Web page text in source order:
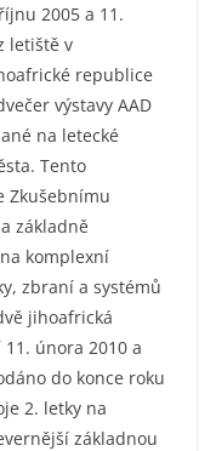
2005 a 11.
letiště v
republice
výstavy AAD
na letecké
Tento
Zkušebnímu
základně
komplexní
zbraní a systémů
jihoafrická
11. února 2010 a
do konce roku
2. letky na
základnou